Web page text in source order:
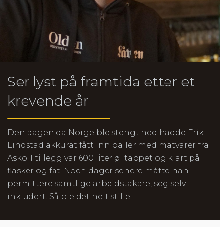
Ser lyst på framtida etter et
krevende år
Den dagen da Norge ble stengt ned hadde Erik
Lindstad akkurat fått inn paller med matvarer fra
Asko. I tillegg var 600 liter øl tappet og klart på
flasker og fat. Noen dager senere måtte han
permittere samtlige arbeidstakere, seg selv
inkludert. Så ble det helt stille.